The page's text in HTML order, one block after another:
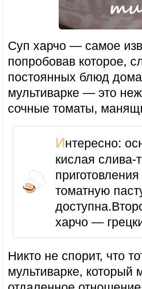
Суп харчо — самое
попробовав которое,
постоянных блюд
мультиварке — это
сочные томаты,
Интересно: основа для настоящего харчо —
кислая
томатную
харчо —
Никто не спорит, что
мультиварке,